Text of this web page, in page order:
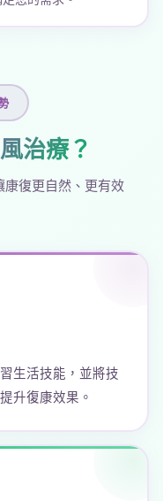
治療？
康復更自然、更有效
生活技能，並將技
升復康效果。